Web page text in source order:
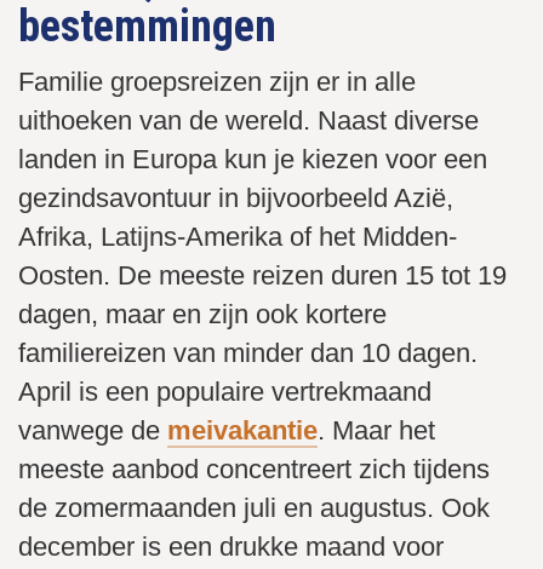
bestemmingen
Familie groepsreizen zijn er in alle
uithoeken van de wereld. Naast diverse
landen in Europa kun je kiezen voor een
gezindsavontuur in bijvoorbeeld Azië,
Afrika, Latijns-Amerika of het Midden-
Oosten. De meeste reizen duren 15 tot 19
dagen, maar en zijn ook kortere
familiereizen van minder dan 10 dagen.
April is een populaire vertrekmaand
vanwege de meivakantie. Maar het
meeste aanbod concentreert zich tijdens
de zomermaanden juli en augustus. Ook
december is een drukke maand voor